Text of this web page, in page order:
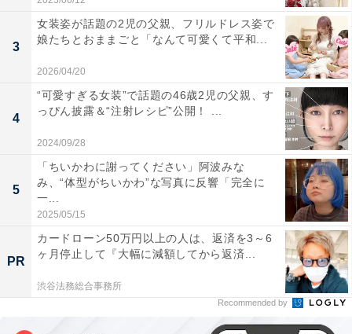
3
女装姿が話題の2児の父親、フリルドレス姿で
娘たちとおままごと「なんて可愛くて平和...
2026/04/20
4
“可愛すぎる女装”で話題の46歳2児の父親、す
っぴん披露＆“注射レシピ”公開！ ...
2024/09/28
5
「ちいかわに謝ってください」阿波みな
み、“体型がちいかわ”な写真に反響「完全に
一...
2025/05/15
PR
カードローン50万円以上の人は、返済を3～6
ヶ月停止して『大幅に減額してから返済...
渋谷法務総合事務所
Recommended by